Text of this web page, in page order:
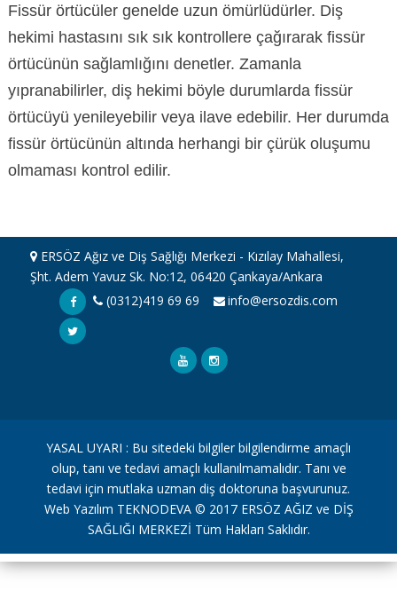
Fissür örtücüler genelde uzun ömürlüdürler. Diş
hekimi hastasını sık sık kontrollere çağırarak fissür
örtücünün sağlamlığını denetler. Zamanla
yıpranabilirler, diş hekimi böyle durumlarda fissür
örtücüyü yenileyebilir veya ilave edebilir. Her durumda
fissür örtücünün altında herhangi bir çürük oluşumu
olmaması kontrol edilir.
ERSÖZ Ağız ve Diş Sağlığı Merkezi - Kızılay Mahallesi,
Şht. Adem Yavuz Sk. No:12, 06420 Çankaya/Ankara
(0312)419 69 69
info@ersozdis.com
YASAL UYARI : Bu sitedeki bilgiler bilgilendirme amaçlı
olup, tanı ve tedavi amaçlı kullanılmamalıdır. Tanı ve
tedavi için mutlaka uzman diş doktoruna başvurunuz.
Web Yazılım TEKNODEVA © 2017 ERSÖZ AĞIZ ve DİŞ
SAĞLIĞI MERKEZİ Tüm Hakları Saklıdır.